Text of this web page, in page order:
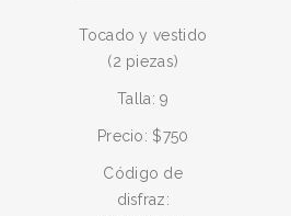
Tocado y vestido
(2 piezas)
Talla: 9
Precio: $750
Código de
disfraz: